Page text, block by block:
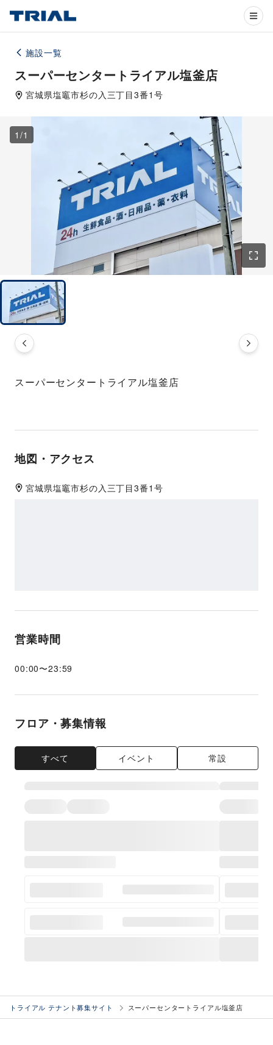
施設一覧
スーパーセンタートライアル塩釜店
宮城県塩竈市杉の入三丁目3番1号
1 /1
スーパーセンタートライアル塩釜店
地図・アクセス
宮城県塩竈市杉の入三丁目3番1号
営業時間
00:00〜23:59
フロア・募集情報
すべて イベント 常設
トライアル テナント募集サイト スーパーセンタートライアル塩釜店